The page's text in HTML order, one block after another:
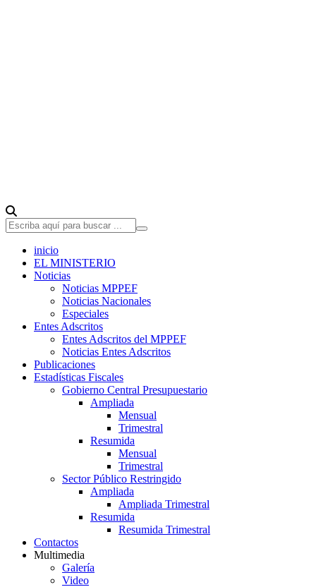
inicio
EL MINISTERIO
Noticias
Noticias MPPEF
Noticias Nacionales
Especiales
Entes Adscritos
Entes Adscritos del MPPEF
Noticias Entes Adscritos
Publicaciones
Estadísticas Fiscales
Gobierno Central Presupuestario
Ampliada
Mensual
Trimestral
Resumida
Mensual
Trimestral
Sector Público Restringido
Ampliada
Ampliada Trimestral
Resumida
Resumida Trimestral
Contactos
Multimedia
Galería
Video